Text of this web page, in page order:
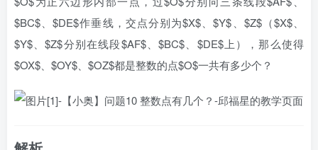
$BC$、$DE$作垂线，交点分别为$X$、$Y$、$Z$（$X$、
$Y$、$Z$分别在线段$AF$、$BC$、$DE$上），那么使得
$OX$、$OY$、$OZ$都是整数的点$O$一共有多少个？